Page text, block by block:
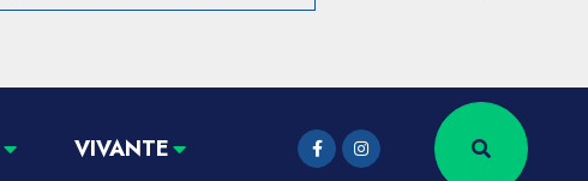
VIVANTE